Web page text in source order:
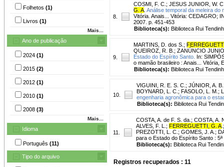
Folhetos (1)
Livros (1)
Mais...
Ano de publicação
2024 (1)
2015 (2)
2012 (1)
2010 (1)
2008 (3)
Mais...
Idioma
Português (11)
Tipo do arquivo
8.
COSMI, F. C. ; JESUS JUNIOR, W.
G. A Análise temporal da meleira do
Vitória. Anais... Vitória: CEDAGRO;
2007. p. 451-453
Biblioteca(s): Biblioteca Rui
9.
MARTINS, D. dos S. ;
QUEIROZ, R. B. ; ZANÚNCIO
Estado do Espírito Santo. In:
o mamão brasileiro : Anais... Vitória,
Biblioteca(s): Biblioteca Rui
10.
VIGUINI, R. E. S. C. ; JÚNIOR, A. B.
BOYNARD, L. C. ; FASOLO, L. M. ;
engenharia agronômica para o
Biblioteca(s): Biblioteca Rui
11.
COSTA, A. de F. S. da. ; COSTA, A.
ALVES, F. L. ; FERREGUETTI, G. A
PREZOTTI, L. C.; GOMES, J. A.;
para o Estado do Espírito Santo :
Biblioteca(s): Biblioteca Rui
Registros recuperados : 11